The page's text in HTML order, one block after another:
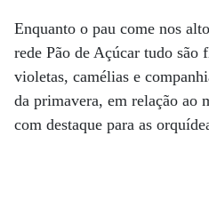
Enquanto o pau come nos
rede Pão de Açúcar tudo são
violetas, camélias e
da primavera, em relação ao
com destaque para as